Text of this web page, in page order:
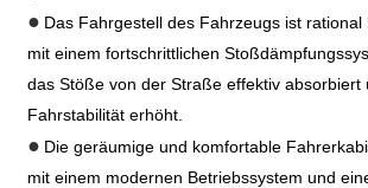
● Das Fahrgestell des Fahrzeugs ist rational
mit einem fortschrittlichen
das Stöße von der Straße effektiv absorbiert
Fahrstabilität erhöht.
● Die geräumige und komfortable
mit einem modernen Betriebssystem und